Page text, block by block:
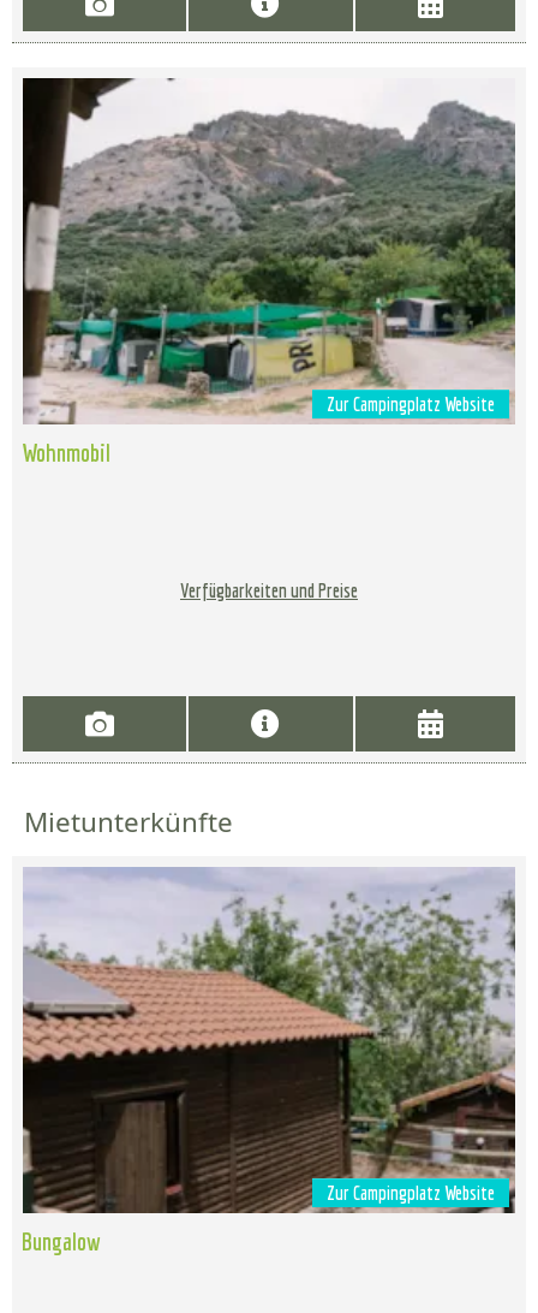
Zur Campingplatz Website
Wohnmobil
Verfügbarkeiten und Preise
Mietunterkünfte
Zur Campingplatz Website
Bungalow